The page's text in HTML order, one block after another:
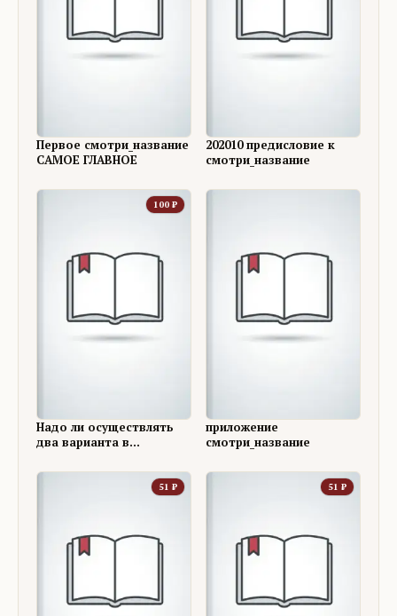
Первое смотри_название
САМОЕ ГЛАВНОЕ
202010 предисловие к
смотри_название
100 ₽
Надо ли осуществлять
два варианта в
КОНФЕССИИ
приложение
смотри_название
51 ₽ 51 ₽